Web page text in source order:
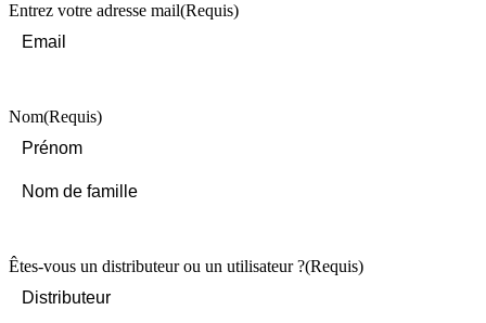
Entrez votre adresse mail(Requis)
Nom(Requis)
Êtes-vous un distributeur ou un utilisateur ?(Requis)